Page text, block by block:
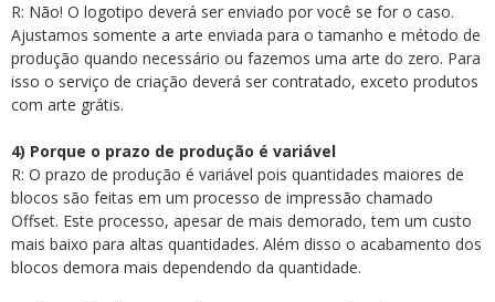
R: Não! O logotipo deverá ser enviado por você se for o caso.
Ajustamos somente a arte enviada para o tamanho e método de
produção quando necessário ou fazemos uma arte do zero. Para
isso o serviço de criação deverá ser contratado, exceto produtos
com arte grátis.
4) Porque o prazo de produção é variável
R: O prazo de produção é variável pois quantidades maiores de
blocos são feitas em um processo de impressão chamado
Offset. Este processo, apesar de mais demorado, tem um custo
mais baixo para altas quantidades. Além disso o acabamento dos
blocos demora mais dependendo da quantidade.